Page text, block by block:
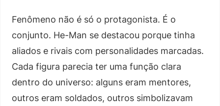
Fenômeno não é só o protagonista. É o
conjunto. He-Man se destacou porque tinha
aliados e rivais com personalidades marcadas.
Cada figura parecia ter uma função clara
dentro do universo: alguns eram mentores,
outros eram soldados, outros simbolizavam